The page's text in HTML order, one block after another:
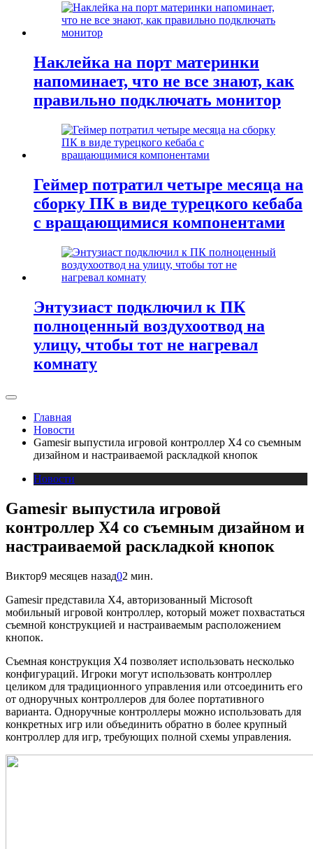
Наклейка на порт материнки
напоминает, что не все знают, как
правильно подключать монитор
Геймер потратил четыре месяца на
сборку ПК в виде турецкого кебаба
с вращающимися компонентами
Энтузиаст подключил к ПК
полноценный воздухоотвод на
улицу, чтобы тот не нагревал
комнату
Главная
Новости
Gamesir выпустила игровой контроллер X4 со съемным
дизайном и настраиваемой раскладкой кнопок
Новости
Gamesir выпустила игровой
контроллер X4 со съемным дизайном и
настраиваемой раскладкой кнопок
Виктор9 месяцев назад02 мин.
Gamesir представила X4, авторизованный Microsoft
мобильный игровой контроллер, который может похвастаться
съемной конструкцией и настраиваемым расположением
кнопок.
Съемная конструкция X4 позволяет использовать несколько
конфигураций. Игроки могут использовать контроллер
целиком для традиционного управления или отсоединить его
от одноручных контроллеров для более портативного
варианта. Одноручные контроллеры можно использовать для
конкретных игр или объединить обратно в более крупный
контроллер для игр, требующих полной схемы управления.